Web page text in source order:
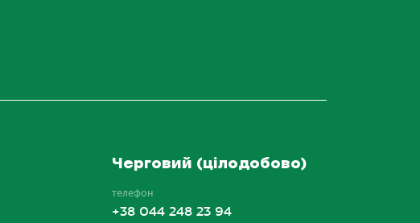
Черговий (цілодобово)
телефон
+38 044 248 23 94